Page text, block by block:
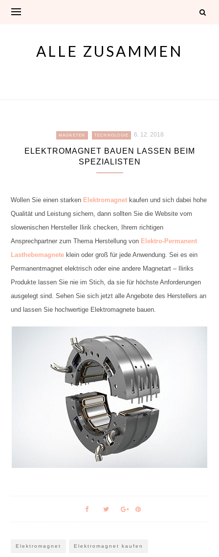
ALLE ZUSAMMEN
MAGNETEN TECHNOLOGIE 6. 12. 2018
ELEKTROMAGNET BAUEN LASSEN BEIM
SPEZIALISTEN
Wollen Sie einen starken Elektromagnetkaufen und sich dabei hohe
Qualität und Leistung sichern, dann sollten Sie die Website vom
slowenischen Hersteller Ilirik checken, Ihrem richtigen
Ansprechpartner zum Thema Herstellung von Elektro-Permanent
Lasthebemagneteklein oder groß für jede Anwendung. Sei es ein
Permanentmagnet elektrisch oder eine andere Magnetart – Iliriks
Produkte lassen Sie nie im Stich, da sie für höchste Anforderungen
ausgelegt sind. Sehen Sie sich jetzt alle Angebote des Herstellers an
und lassen Sie hochwertige Elektromagnete bauen.
Elektromagnet Elektromagnet kaufen